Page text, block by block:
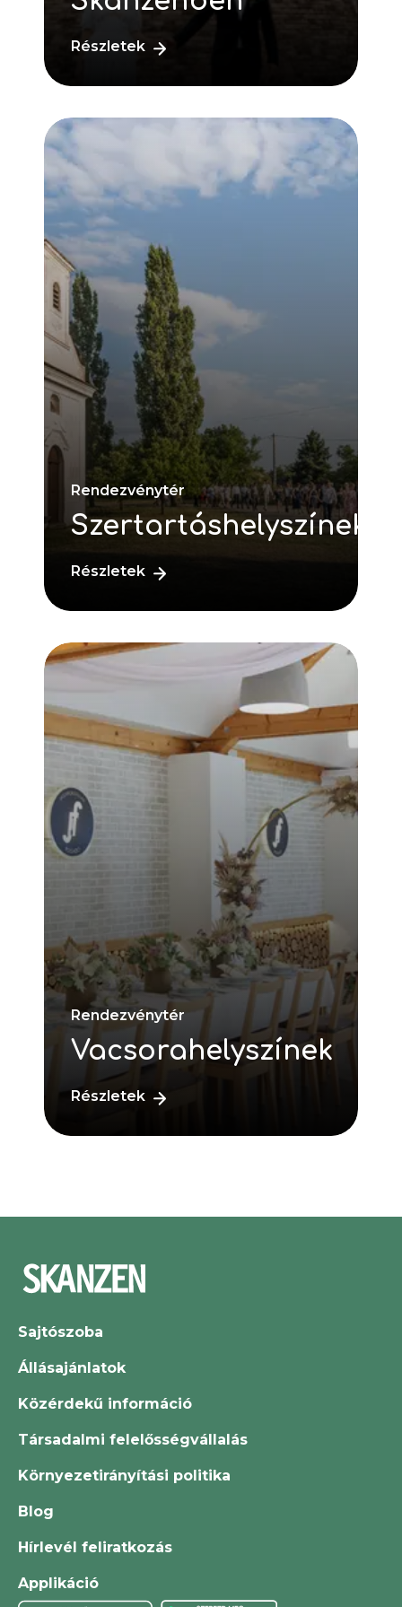
Részletek
Rendezvénytér
Szertartáshelyszínek
Részletek
Rendezvénytér
Vacsorahelyszínek
Részletek
Sajtószoba
Állásajánlatok
Közérdekű információ
Társadalmi felelősségvállalás
Környezetirányítási politika
Blog
Hírlevél feliratkozás
Applikáció